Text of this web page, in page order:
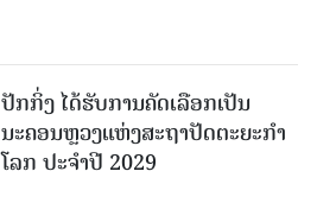
ປັກກິ່ງ ໄດ້ຮັບການຄັດເລືອກເປັນ
ນະຄອນຫຼວງແຫ່ງສະຖາປັດຕະຍະກຳ
ໂລກ ປະຈຳປີ 2029